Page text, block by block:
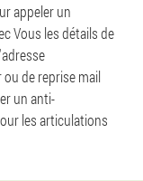
appeler un
Vous les détails de
de reprise mail
un anti-
les articulations